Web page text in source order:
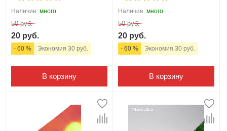
Наличие: много
50 руб.
20 руб.
- 60 % Экономия 30 руб.
В корзину
Наличие: много
50 руб.
20 руб.
- 60 % Экономия 30 руб.
В корзину